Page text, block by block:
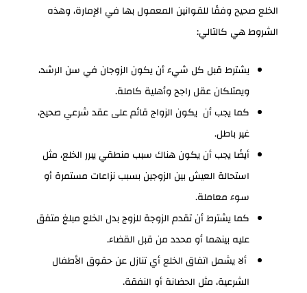
الخلع صحيح وفقًا للقوانين المعمول بها في الإمارة، وهذه
الشروط هي كالتالي:
يشترط قبل كل شيء أن يكون الزوجان في سن الرشد،
ويمتلكان عقل راجح وأهلية كاملة.
كما يجب أن يكون الزواج قائم على عقد شرعي صحيح،
غير باطل.
أيضًا يجب أن يكون هناك سبب منطقي يبرر الخلع، مثل
استحالة العيش بين الزوجين بسبب نزاعات مستمرة أو
سوء معاملة.
كما يشترط أن تقدم الزوجة للزوج بدل الخلع مبلغ متفق
عليه بينهما أو محدد من قبل القضاء.
ألا يشمل اتفاق الخلع أي تنازل عن حقوق الأطفال
الشرعية، مثل الحضانة أو النفقة.